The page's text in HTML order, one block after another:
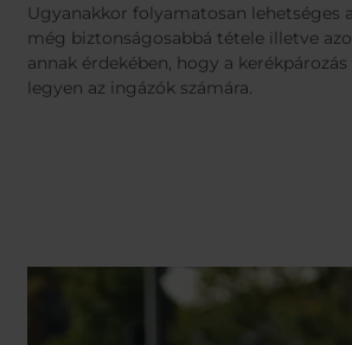
Slovenia
Switzerland
Kosovo
Ugyanakkor folyamatosan lehetséges
még biztonságosabbá tétele illetve
annak érdekében, hogy a
legyen az ingázók számára.